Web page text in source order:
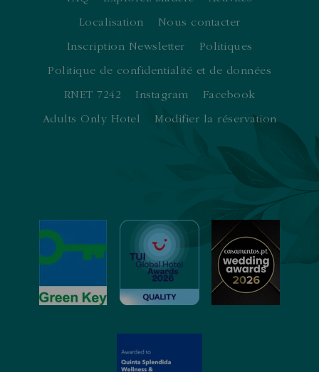
Localisation
Nous contacter
Inscription Newsletter
Politiques
Politique de confidentialité et de données
RNET 7242
Instagram
Facebook
Adults Only Hotel
Modifier la réservation